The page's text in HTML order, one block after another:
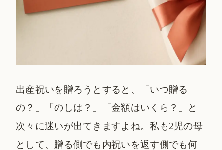
出産祝いを贈ろうとすると、「いつ贈る
の？」「のしは？」「金額はいくら？」と
次々に迷いが出てきますよね。私も2児の母
として、贈る側でも内祝いを返す側でも何